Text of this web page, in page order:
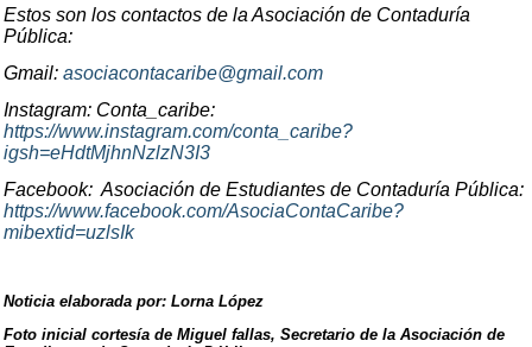
Estos son los contactos de la Asociación de Contaduría
Pública:
Gmail: asociacontacaribe@gmail.com
Instagram: Conta_caribe:
https://www.instagram.com/conta_caribe?
igsh=eHdtMjhnNzlzN3I3
Facebook: Asociación de Estudiantes de Contaduría Pública:
https://www.facebook.com/AsociaContaCaribe?
mibextid=uzlsIk
Noticia elaborada por: Lorna López
Foto inicial cortesía de Miguel fallas, Secretario de la Asociación de